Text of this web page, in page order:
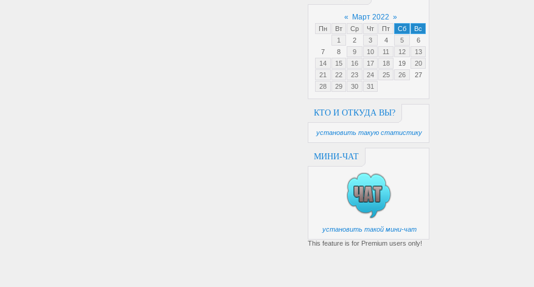
« Март 2022 »
Пн Вт Ср Чт Пт Сб
Вс
1
2 3 4 5
6
7
8 9 10 11 12
13
14
15 16 17 18 19
20
21
22 23 24 25 26
27
28
29 30 31
КТО И ОТКУДА ВЫ?
установить такую статистику
МИНИ-ЧАТ
установить такой мини-чат
This feature is for Premium users only!